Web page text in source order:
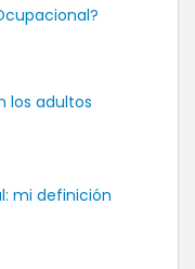
los adultos
mi definición